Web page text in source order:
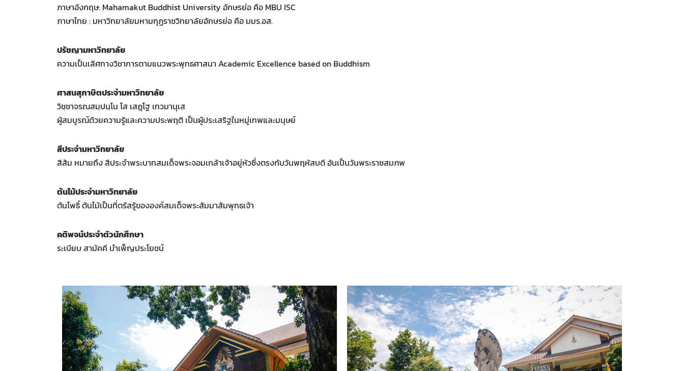
ภาษาอังกฤษ: Mahamakut Buddhist University อักษรย่อ คือ MBU ISC
ภาษาไทย : มหาวิทยาลัยมหามกุฏราชวิทยาลัยอักษรย่อ คือ มมร.อส.
ปรัชญามหาวิทยาลัย
ความเป็นเลิศทางวิชาการตามแนวพระพุทธศาสนา Academic Excellence based on Buddhism
ศาสนสุภาษิตประจำมหาวิทยาลัย
วิชฺชาจรณสมฺปนฺโน โส เสฏฺโฐ เทวมานุเส
ผู้สมบูรณ์ด้วยความรู้และความประพฤติ เป็นผู้ประเสริฐในหมู่เทพและมนุษย์
สีประจำมหาวิทยาลัย
สีส้ม หมายถึง สีประจำพระบาทสมเด็จพระจอมเกล้าเจ้าอยู่หัวซึ่งตรงกับวันพฤหัสบดี อันเป็นวันพระราชสมภพ
ต้นไม้ประจำมหาวิทยาลัย
ต้นโพธิ์ ต้นไม้เป็นที่ตรัสรู้ขององค์สมเด็จพระสัมมาสัมพุทธเจ้า
คติพจน์ประจำตัวนักศึกษา
ระเบียบ สามัคคี บำเพ็ญประโยชน์